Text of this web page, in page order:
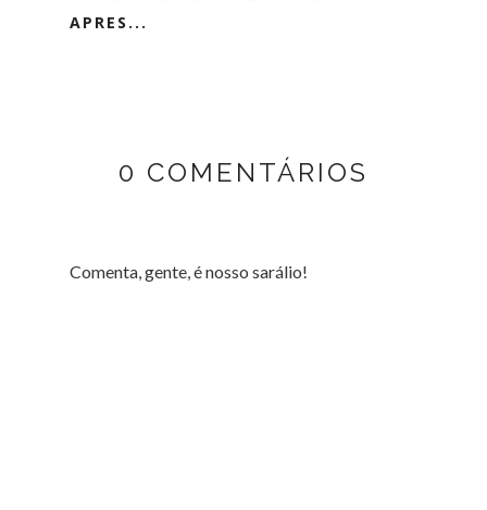
APRES...
0 COMENTÁRIOS
Comenta, gente, é nosso sarálio!